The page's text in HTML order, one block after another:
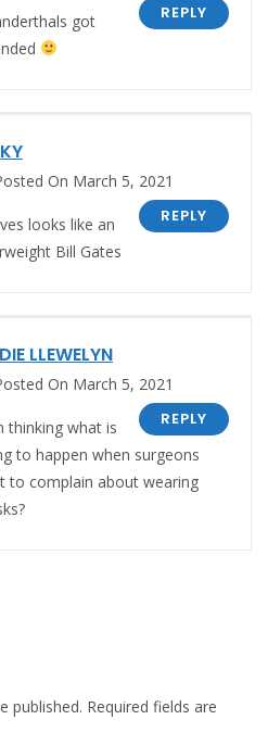
REPLY
got
On March 5, 2021
REPLY
looks like an
Bill Gates
LLEWELYN
On March 5, 2021
REPLY
thinking what is
to happen when surgeons
to complain about wearing
published. Required fields are